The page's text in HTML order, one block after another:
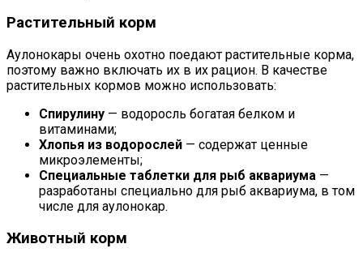
Растительный корм
Аулонокары очень охотно поедают растительные корма,
поэтому важно включать их в их рацион. В качестве
растительных кормов можно использовать:
Спирулину — водоросль богатая белком и
витаминами;
Хлопья из водорослей — содержат ценные
микроэлементы;
Специальные таблетки для рыб аквариума —
разработаны специально для рыб аквариума, в том
числе для аулонокар.
Животный корм